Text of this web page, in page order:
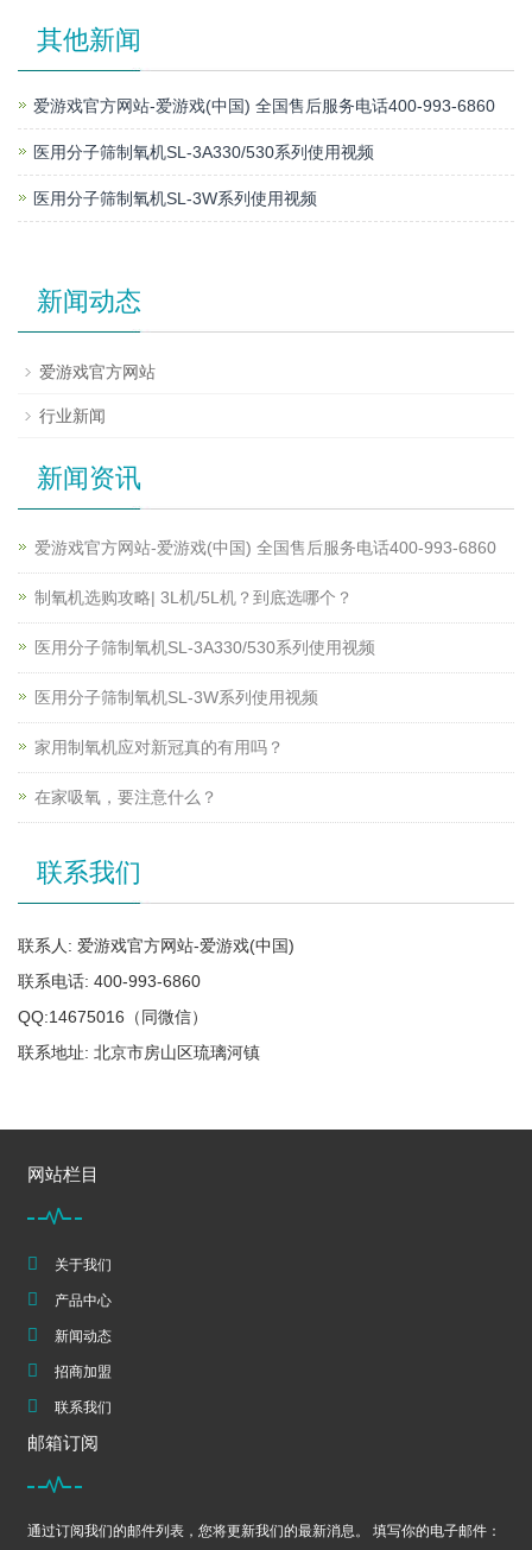
其他新闻
爱游戏官方网站-爱游戏(中国) 全国售后服务电话400-993-6860
医用分子筛制氧机SL-3A330/530系列使用视频
医用分子筛制氧机SL-3W系列使用视频
新闻动态
爱游戏官方网站
行业新闻
新闻资讯
爱游戏官方网站-爱游戏(中国) 全国售后服务电话400-993-6860
制氧机选购攻略| 3L机/5L机？到底选哪个？
医用分子筛制氧机SL-3A330/530系列使用视频
医用分子筛制氧机SL-3W系列使用视频
家用制氧机应对新冠真的有用吗？
在家吸氧，要注意什么？
联系我们
联系人: 爱游戏官方网站-爱游戏(中国)
联系电话: 400-993-6860
QQ:14675016（同微信）
联系地址: 北京市房山区琉璃河镇
网站栏目
关于我们
产品中心
新闻动态
招商加盟
联系我们
邮箱订阅
通过订阅我们的邮件列表，您将更新我们的最新消息。 填写你的电子邮件：